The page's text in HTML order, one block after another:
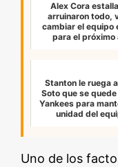
Alex Cora
arruinaron todo,
cambiar el equipo
para el próximo
Stanton le ruega
Soto que se
Yankees para
unidad del
Uno de los